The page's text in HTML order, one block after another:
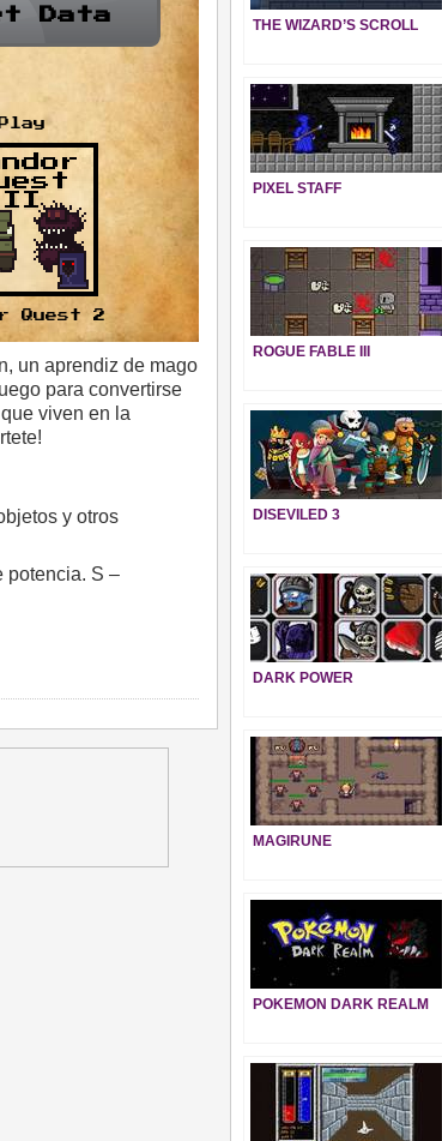
un aprendiz de mago
para convertirse
viven en la
y otros
potencia. S –
THE WIZARD’S SCROLL
PIXEL STAFF
ROGUE FABLE III
DISEVILED 3
DARK POWER
MAGIRUNE
POKEMON DARK REALM